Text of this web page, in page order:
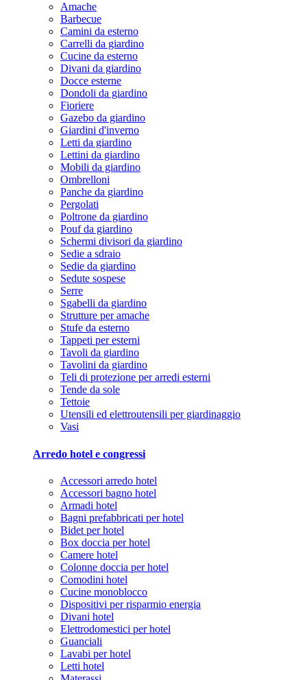
Amache
Barbecue
Camini da esterno
Carrelli da giardino
Cucine da esterno
Divani da giardino
Docce esterne
Dondoli da giardino
Fioriere
Gazebo da giardino
Giardini d'inverno
Letti da giardino
Lettini da giardino
Mobili da giardino
Ombrelloni
Panche da giardino
Pergolati
Poltrone da giardino
Pouf da giardino
Schermi divisori da giardino
Sedie a sdraio
Sedie da giardino
Sedute sospese
Serre
Sgabelli da giardino
Strutture per amache
Stufe da esterno
Tappeti per esterni
Tavoli da giardino
Tavolini da giardino
Teli di protezione per arredi esterni
Tende da sole
Tettoie
Utensili ed elettroutensili per giardinaggio
Vasi
Arredo hotel e congressi
Accessori arredo hotel
Accessori bagno hotel
Armadi hotel
Bagni prefabbricati per hotel
Bidet per hotel
Box doccia per hotel
Camere hotel
Colonne doccia per hotel
Comodini hotel
Cucine monoblocco
Dispositivi per risparmio energia
Divani hotel
Elettrodomestici per hotel
Guanciali
Lavabi per hotel
Letti hotel